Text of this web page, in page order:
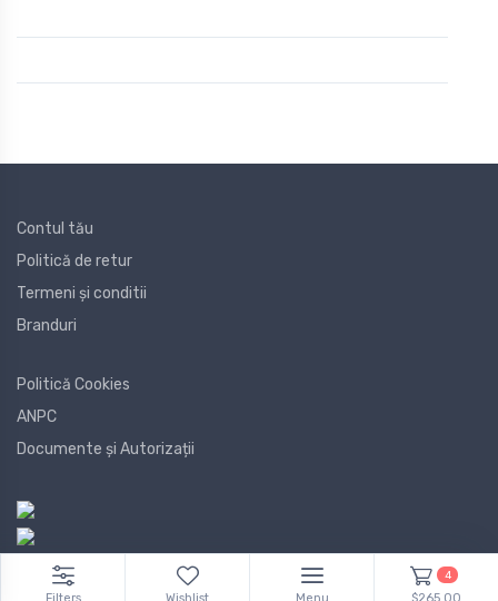
Contul tău
Politică de retur
Termeni și conditii
Branduri
Politică Cookies
ANPC
Documente și Autorizații
4